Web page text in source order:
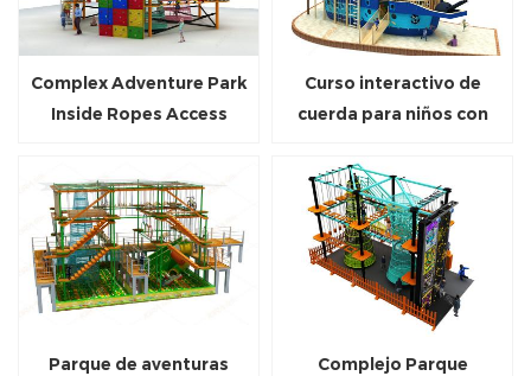
Complex Adventure Park
Inside Ropes Access
adultos
Curso interactivo de
cuerda para niños con
Schooner
Parque de aventuras
Complejo Parque